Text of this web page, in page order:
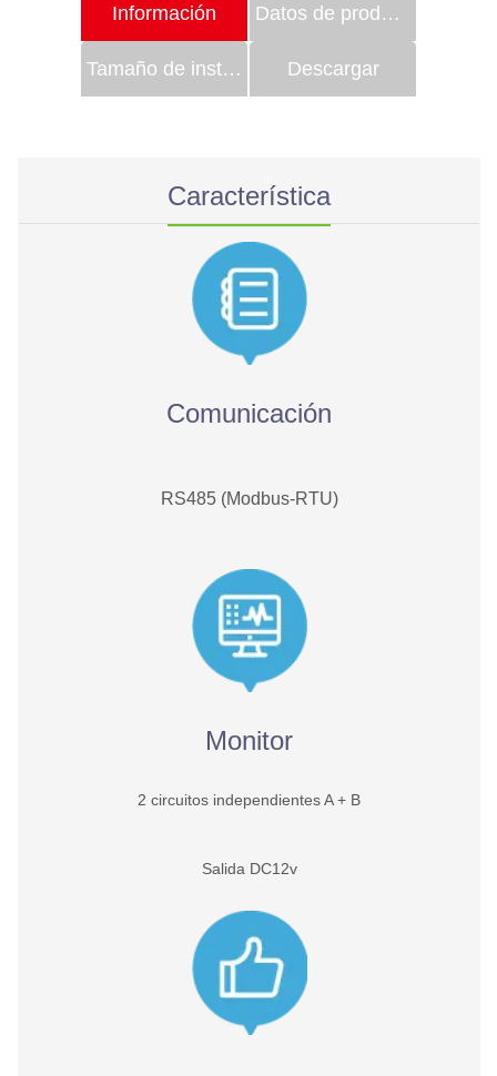
Información Datos de productos
Tamaño de instalación Descargar